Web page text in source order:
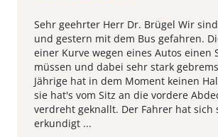
Sehr geehrter Herr Dr. Brügel Wir
und gestern mit dem Bus gefahren.
einer Kurve wegen eines Autos einen
müssen und dabei sehr stark
Jährige hat in dem Moment keinen
sie hat's vom Sitz an die vordere
verdreht geknallt. Der Fahrer hat sich
erkundigt ...